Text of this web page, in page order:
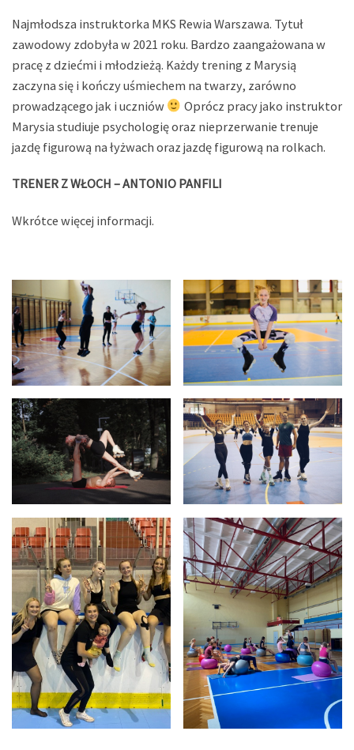
Najmłodsza instruktorka MKS Rewia Warszawa. Tytuł
zawodowy zdobyła w 2021 roku. Bardzo zaangażowana w
pracę z dziećmi i młodzieżą. Każdy trening z Marysią
zaczyna się i kończy uśmiechem na twarzy, zarówno
prowadzącego jak i uczniów
Oprócz pracy jako instruktor
Marysia studiuje psychologię oraz nieprzerwanie trenuje
jazdę figurową na łyżwach oraz jazdę figurową na rolkach.
TRENER Z WŁOCH – ANTONIO PANFILI
Wkrótce więcej informacji.